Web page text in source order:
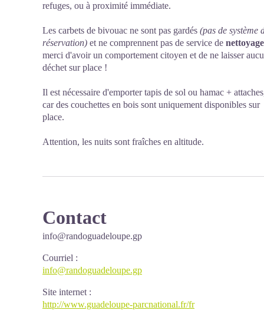
refuges, ou à proximité immédiate.
Les carbets de bivouac ne sont pas gardés (pas de système
réservation) et ne comprennent pas de service de nettoyage
merci d'avoir un comportement citoyen et de ne laisser
déchet sur place !
Il est nécessaire d'emporter tapis de sol ou hamac +
car des couchettes en bois sont uniquement disponibles sur
place.
Attention, les nuits sont fraîches en altitude.
Contact
info@randoguadeloupe.gp
Courriel :
info@randoguadeloupe.gp
Site internet :
http://www.guadeloupe-parcnational.fr/fr